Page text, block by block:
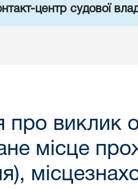
центр судової
про виклик
місце